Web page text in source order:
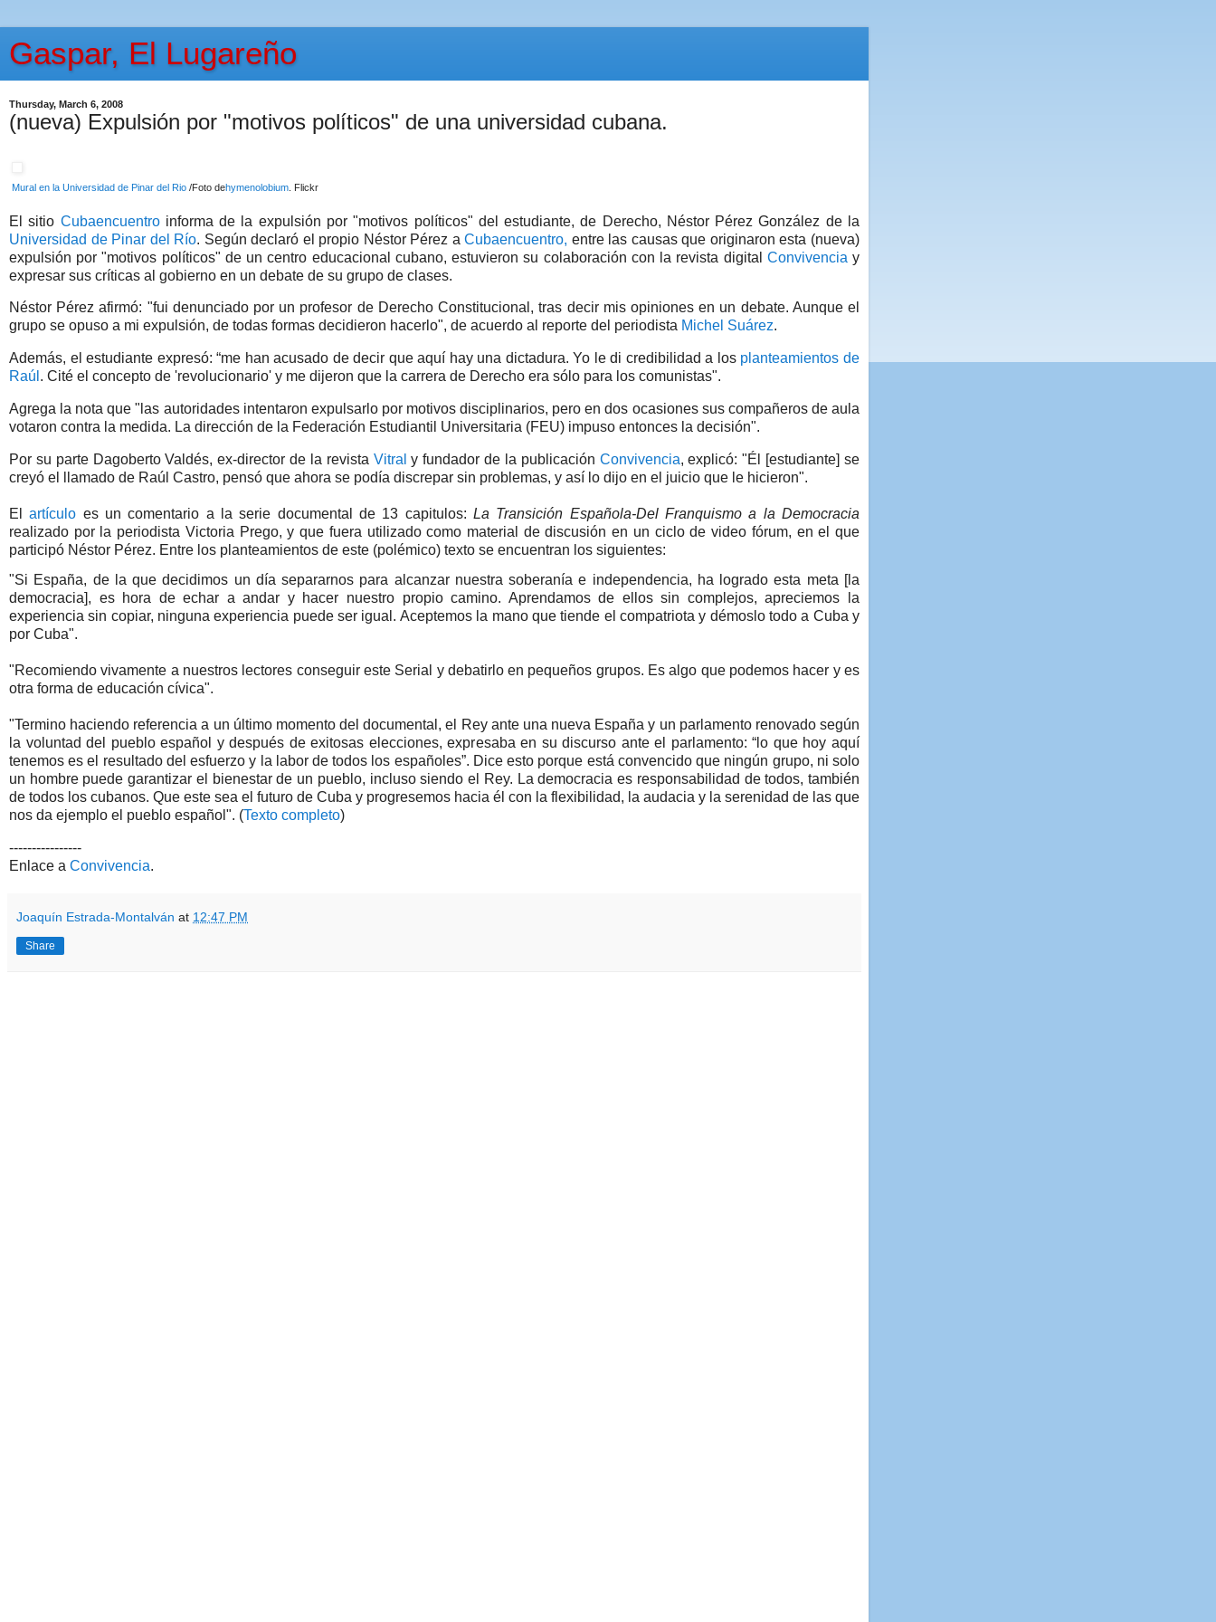
Gaspar, El Lugareño
Thursday, March 6, 2008
(nueva) Expulsión por "motivos políticos" de una universidad cubana.
Mural en la Universidad de Pinar del Rio /Foto dehymenolobium . Flickr
El sitio Cubaencuentroinforma de la expulsión por "motivos políticos" del estudiante, de Derecho, Néstor Pérez González de la
Universidad de Pinar del Río. Según declaró el propio Néstor Pérez aCubaencuentro, entre las causas que originaron esta (nueva)
expulsión por "motivos políticos" de un centro educacional cubano, estuvieron su colaboración con la revista digital Convivencia y
expresar sus críticas al gobierno en un debate de su grupo de clases.
Néstor Pérez afirmó: "fui denunciado por un profesor de Derecho Constitucional, tras decir mis opiniones en un debate. Aunque el
grupo se opuso a mi expulsión, de todas formas decidieron hacerlo", de acuerdo al reporte del periodista Michel Suárez.
Además, el estudiante expresó: “me han acusado de decir que aquí hay una dictadura. Yo le di credibilidad a los planteamientos de
Raúl . Cité el concepto de 'revolucionario' y me dijeron que la carrera de Derecho era sólo para los comunistas".
Agrega la nota que "las autoridades intentaron expulsarlo por motivos disciplinarios, pero en dos ocasiones sus compañeros de aula
votaron contra la medida. La dirección de la Federación Estudiantil Universitaria (FEU) impuso entonces la decisión".
Por su parte Dagoberto Valdés, ex-director de la revista Vitral y fundador de la publicación Convivencia, explicó: "Él [estudiante] se
creyó el llamado de Raúl Castro, pensó que ahora se podía discrepar sin problemas, y así lo dijo en el juicio que le hicieron".
Elartículo es un comentario a la serie documental de 13 capitulos:La Transición Española-Del Franquismo a la Democracia
realizado por la periodista Victoria Prego, y que fuera utilizado como material de discusión en un ciclo de video fórum, en el que
participó Néstor Pérez. Entre los planteamientos de este (pol émico) texto se encuentran los siguientes:
"Si España, de la que decidimos un día separarnos para alcanzar nuestra soberanía e independencia, ha logrado esta meta [la
democracia], es hora de echar a andar y hacer nuestro propio camino. Aprendamos de ellos sin complejos, apreciemos la
experiencia sin copiar, ninguna experiencia puede ser igual. Aceptemos la mano que tiende el compatriota y démoslo todo a Cuba y
por Cuba".
"Recomiendo vivamente a nuestros lectores conseguir este Serial y debatirlo en pequeños grupos. Es algo que podemos hacer y es
otra forma de educación cívica".
"Termino haciendo referencia a un último momento del documental, el Rey ante una nueva España y un parlamento renovado según
la voluntad del pueblo español y después de exitosas elecciones, expresaba en su discurso ante el parlamento: “lo que hoy aquí
tenemos es el resultado del esfuerzo y la labor de todos los españoles”. Dice esto porque está convencido que ningún grupo, ni solo
un hombre puede garantizar el bienestar de un pueblo, incluso siendo el Rey. La democracia es responsabilidad de todos, también
de todos los cubanos. Que este sea el futuro de Cuba y progresemos hacia él con la flexibilidad, la audacia y la serenidad de las que
nos da ejemplo el pueblo español". (Texto completo)
----------------
Enlace a Convivencia.
Joaquín Estrada-Montalván at 12:47 PM
Share